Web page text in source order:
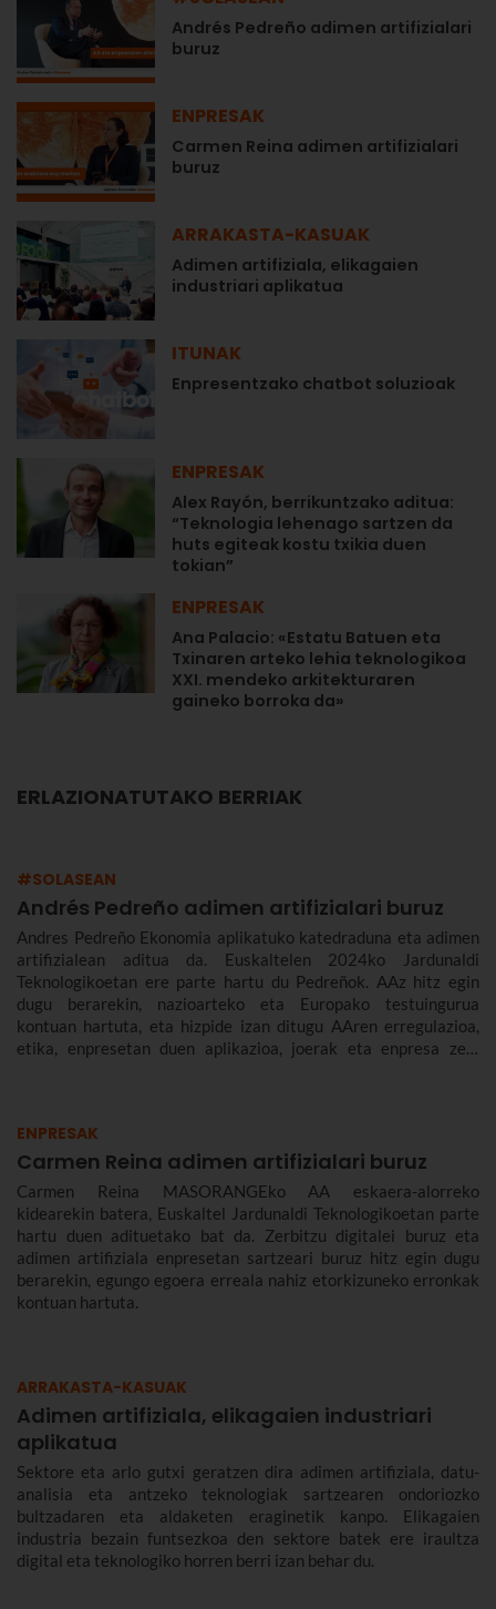
Andrés Pedreño adimen artifizialari
buruz
ENPRESAK
Carmen Reina adimen artifizialari
buruz
ARRAKASTA-KASUAK
Adimen artifiziala, elikagaien
industriari aplikatua
ITUNAK
Enpresentzako chatbot soluzioak
ENPRESAK
Alex Rayón, berrikuntzako aditua:
“Teknologia lehenago sartzen da
huts egiteak kostu txikia duen
tokian”
ENPRESAK
Ana Palacio: «Estatu Batuen eta
Txinaren arteko lehia teknologikoa
XXI. mendeko arkitekturaren
gaineko borroka da»
ERLAZIONATUTAKO BERRIAK
#SOLASEAN
Andrés Pedreño adimen artifizialari buruz
Andres Pedreño Ekonomia aplikatuko katedraduna eta adimen
artifizialean aditua da. Euskaltelen 2024ko Jardunaldi
Teknologikoetan ere parte hartu du Pedreñok. AAz hitz egin
dugu berarekin, nazioarteko eta Europako testuingurua
kontuan hartuta, eta hizpide izan ditugu AAren erregulazioa,
etika, enpresetan duen aplikazioa, joerak eta enpresa zein
ENPRESAK
Carmen Reina adimen artifizialari buruz
Carmen Reina MASORANGEko AA eskaera-alorreko
kidearekin batera, Euskaltel Jardunaldi Teknologikoetan parte
hartu duen adituetako bat da. Zerbitzu digitalei buruz eta
adimen artifiziala enpresetan sartzeari buruz hitz egin dugu
berarekin, egungo egoera erreala nahiz etorkizuneko erronkak
kontuan hartuta.
ARRAKASTA-KASUAK
Adimen artifiziala, elikagaien industriari
aplikatua
Sektore eta arlo gutxi geratzen dira adimen artifiziala, datu-
analisia eta antzeko teknologiak sartzearen ondoriozko
bultzadaren eta aldaketen eraginetik kanpo. Elikagaien
industria bezain funtsezkoa den sektore batek ere iraultza
digital eta teknologiko horren berri izan behar du.